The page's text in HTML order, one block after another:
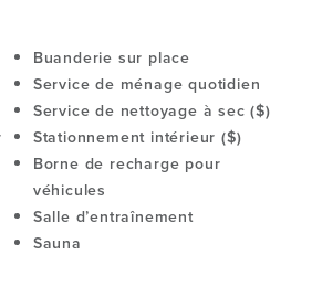
Buanderie sur place
Service de ménage quotidien
Service de nettoyage à sec ($)
Stationnement intérieur ($)
Borne de recharge pour
véhicules
Salle d’entraînement
Sauna